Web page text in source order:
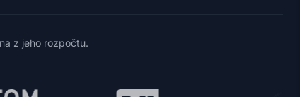
z jeho rozpočtu.